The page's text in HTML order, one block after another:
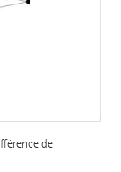
de